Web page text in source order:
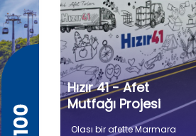
Hızır 41 - Afet
Mutfağı Projesi
Olası bir afette Marmara